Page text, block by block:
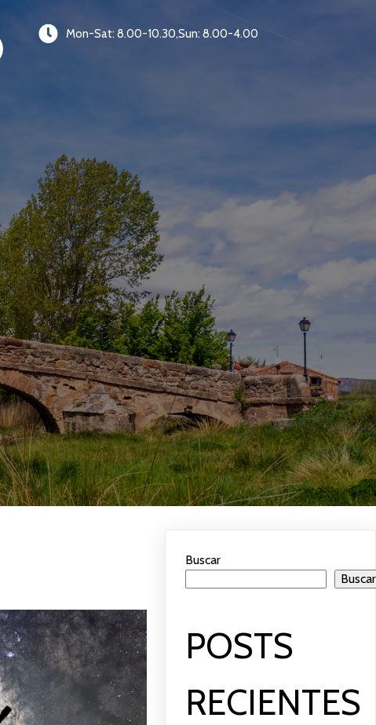
Mon-Sat: 8.00-10.30,Sun: 8.00-4.00
Buscar
Buscar
POSTS
RECIENTES